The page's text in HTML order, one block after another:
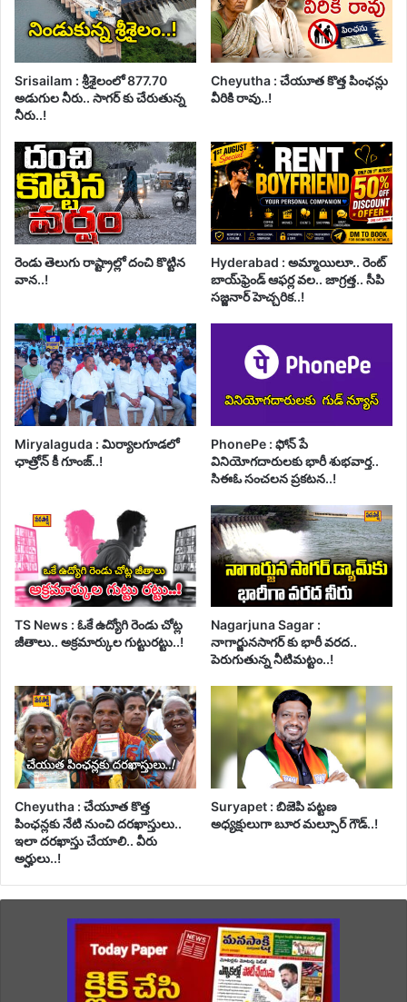
Srisailam : శ్రీశైలంలో 877.70
అడుగుల నీరు.. సాగర్ కు చేరుతున్న
నీరు..!
Cheyutha : చేయూత కొత్త పింఛన్లు
వీరికి రావు..!
రెండు తెలుగు రాష్ట్రాల్లో దంచి కొట్టిన
వాన..!
Hyderabad : అమ్మాయిలూ.. రెంట్
బాయ్‌ఫ్రెండ్ ఆఫర్ల వల.. జాగ్రత్త.. సీపి
సజ్జనార్ హెచ్చరిక..!
Miryalaguda : మిర్యాలగూడలో
ఛాత్రోన్ కీ గూంజ్..!
PhonePe : ఫోన్ పే
వినియోగదారులకు భారీ శుభవార్త..
సిఈఓ సంచలన ప్రకటన..!
TS News : ఓకే ఉద్యోగి రెండు చోట్ల
జీతాలు.. అక్రమార్కుల గుట్టురట్టు..!
Nagarjuna Sagar :
నాగార్జునసాగర్ కు భారీ వరద..
పెరుగుతున్న నీటిమట్టం..!
Cheyutha : చేయూత కొత్త
పింఛన్లకు నేటి నుంచి దరఖాస్తులు..
ఇలా దరఖాస్తు చేయాలి.. వీరు
అర్హులు..!
Suryapet : బిజెపి పట్టణ
అధ్యక్షులుగా బూర మల్సూర్ గౌడ్..!